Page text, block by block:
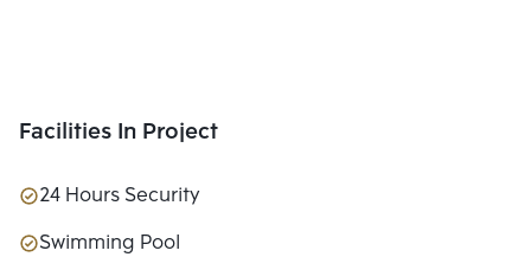
Facilities In Project
24 Hours Security
Swimming Pool